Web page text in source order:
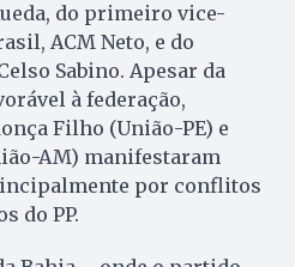
do primeiro vice-
ACM Neto, e do
Sabino. Apesar da
à federação,
Filho (União-PE) e
AM) manifestaram
por conflitos
do PP.